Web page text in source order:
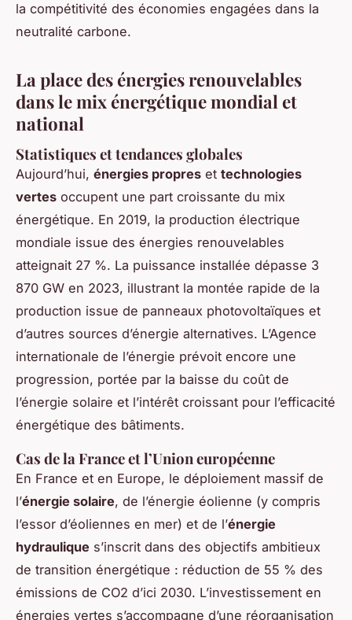
la compétitivité des économies engagées dans la
neutralité carbone.
La place des énergies renouvelables
dans le mix énergétique mondial et
national
Statistiques et tendances globales
Aujourd’hui, énergies propres et technologies
vertes occupent une part croissante du mix
énergétique. En 2019, la production électrique
mondiale issue des énergies renouvelables
atteignait 27 %. La puissance installée dépasse 3
870 GW en 2023, illustrant la montée rapide de la
production issue de panneaux photovoltaïques et
d’autres sources d’énergie alternatives. L’Agence
internationale de l’énergie prévoit encore une
progression, portée par la baisse du coût de
l’énergie solaire et l’intérêt croissant pour l’efficacité
énergétique des bâtiments.
Cas de la France et l’Union européenne
En France et en Europe, le déploiement massif de
l’énergie solaire, de l’énergie éolienne (y compris
l’essor d’éoliennes en mer) et de l’énergie
hydraulique s’inscrit dans des objectifs ambitieux
de transition énergétique : réduction de 55 % des
émissions de CO2 d’ici 2030. L’investissement en
énergies vertes s’accompagne d’une réorganisation